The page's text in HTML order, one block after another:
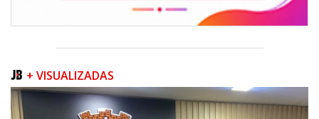
09/08/2026 | 07:00
+ VISUALIZADAS